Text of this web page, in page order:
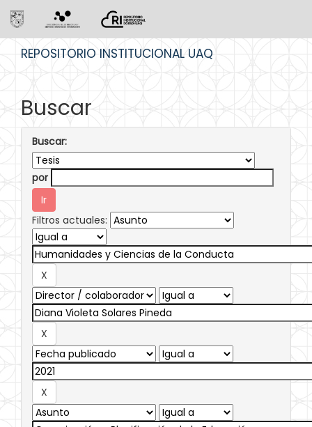
REPOSITORIO INSTITUCIONAL UAQ
Buscar
Buscar:
por
Filtros actuales: